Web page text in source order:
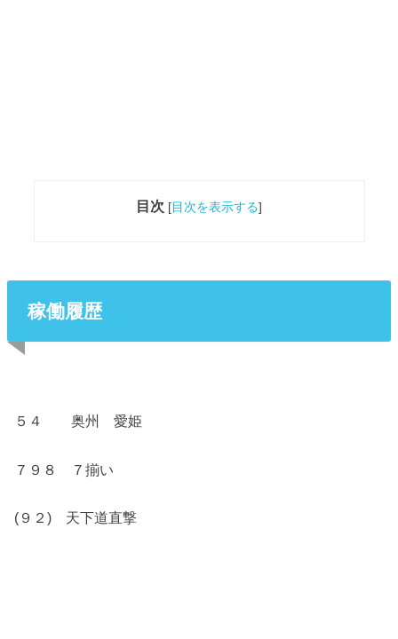
目次 [目次を表示する]
稼働履歴
５４ 奥州 愛姫
７９８ ７揃い
(９２) 天下道直撃